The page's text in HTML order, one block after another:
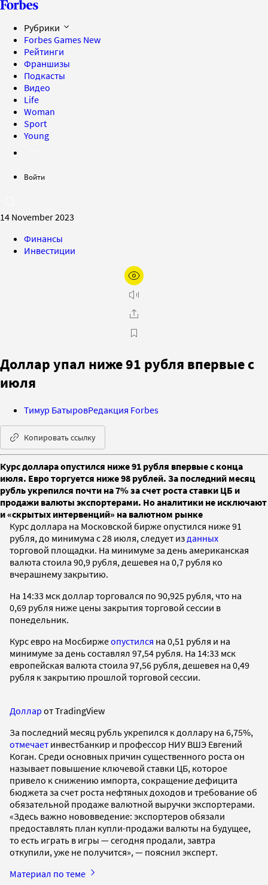
Рубрики
Forbes Games New
Рейтинги
Франшизы
Подкасты
Видео
Life
Woman
Sport
Young
Войти
14 November 2023
Финансы
Инвестиции
Доллар упал ниже 91 рубля впервые с
июля
Тимур БатыровРедакция Forbes
Копировать ссылку
Курс доллара опустился ниже 91 рубля впервые с конца
июля. Евро торгуется ниже 98 рублей. За последний месяц
рубль укрепился почти на 7% за счет роста ставки ЦБ и
продажи валюты экспортерами. Но аналитики не исключают
и «скрытых интервенций» на валютном рынке
Курс доллара на Московской бирже опустился ниже 91
рубля, до минимума с 28 июля, следует из данных
торговой площадки. На минимуме за день американская
валюта стоила 90,9 рубля, дешевея на 0,7 рубля ко
вчерашнему закрытию.
На 14:33 мск доллар торговался по 90,925 рубля, что на
0,69 рубля ниже цены закрытия торговой сессии в
понедельник.
Курс евро на Мосбиржеопустился на 0,51 рубля и на
минимуме за день составлял 97,54 рубля. На 14:33 мск
европейская валюта стоила 97,56 рубля, дешевея на 0,49
рубля к закрытию прошлой торговой сессии.
Доллар от TradingView
За последний месяц рубль укрепился к доллару на 6,75%,
отмечает инвестбанкир и профессор НИУ ВШЭ Евгений
Коган. Среди основных причин существенного роста он
называет повышение ключевой ставки ЦБ, которое
привело к снижению импорта, сокращение дефицита
бюджета за счет роста нефтяных доходов и требование об
обязательной продаже валютной выручки экспортерами.
«Здесь важно нововведение: экспортеров обязали
предоставлять план купли-продажи валюты на будущее,
то есть играть в игры — сегодня продали, завтра
откупили, уже не получится», — пояснил эксперт.
Материал по теме